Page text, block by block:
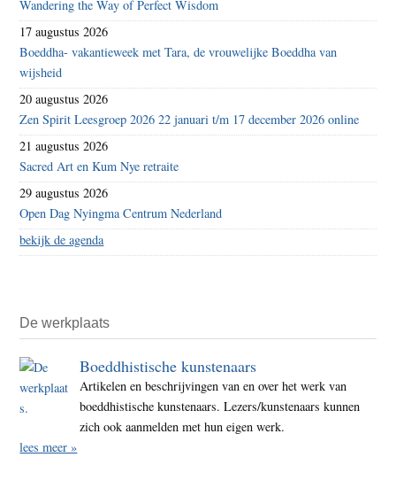
Wandering the Way of Perfect Wisdom
17 augustus 2026
Boeddha- vakantieweek met Tara, de vrouwelijke Boeddha van
wijsheid
20 augustus 2026
Zen Spirit Leesgroep 2026 22 januari t/m 17 december 2026 online
21 augustus 2026
Sacred Art en Kum Nye retraite
29 augustus 2026
Open Dag Nyingma Centrum Nederland
bekijk de agenda
De werkplaats
Boeddhistische kunstenaars
Artikelen en beschrijvingen van en over het werk van
boeddhistische kunstenaars. Lezers/kunstenaars kunnen
zich ook aanmelden met hun eigen werk.
lees meer »